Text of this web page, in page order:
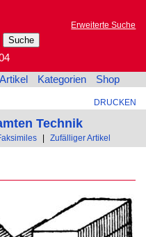
Erweiterte Suche
Kategorien Shop
DRUCKEN
Technik
Zufälliger Artikel